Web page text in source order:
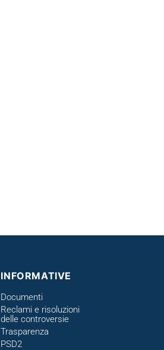
INFORMATIVE
Documenti
Reclami e risoluzioni
delle controversie
Trasparenza
PSD2